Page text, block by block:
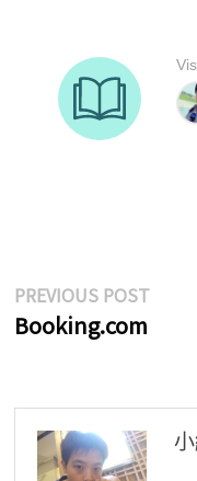
文
章
覽
PREVIOUS POST
Booking.com